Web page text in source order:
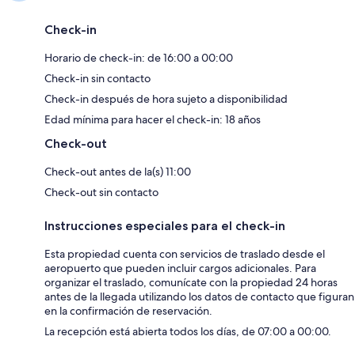
Check-in
Horario de check-in: de 16:00 a 00:00
Check-in sin contacto
Check-in después de hora sujeto a disponibilidad
Edad mínima para hacer el check-in: 18 años
Check-out
Check-out antes de la(s) 11:00
Check-out sin contacto
Instrucciones especiales para el check-in
Esta propiedad cuenta con servicios de traslado desde el
aeropuerto que pueden incluir cargos adicionales. Para
organizar el traslado, comunícate con la propiedad 24 horas
antes de la llegada utilizando los datos de contacto que figuran
en la confirmación de reservación.
La recepción está abierta todos los días, de 07:00 a 00:00.